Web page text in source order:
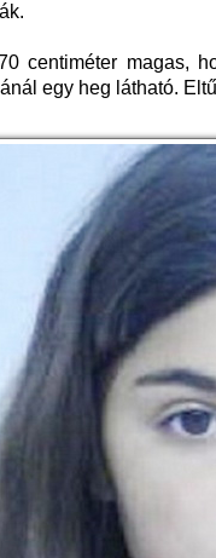
centiméter magas,
egy heg látható.